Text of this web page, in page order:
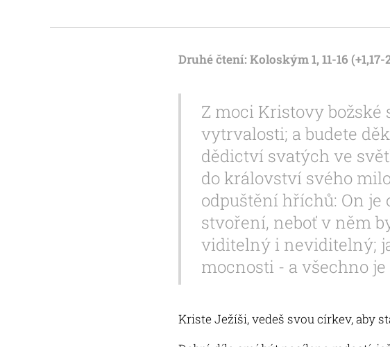
Druhé čtení: Koloským 1, 11-16 (+1,17-
Z moci Kristovy
vytrvalosti; a budete
dědictví svatých ve
do království svého
odpuštění hříchů: On je
stvoření, neboť v něm
viditelný i neviditelný;
mocnosti - a všechno
Kriste Ježíši, vedeš svou církev, aby